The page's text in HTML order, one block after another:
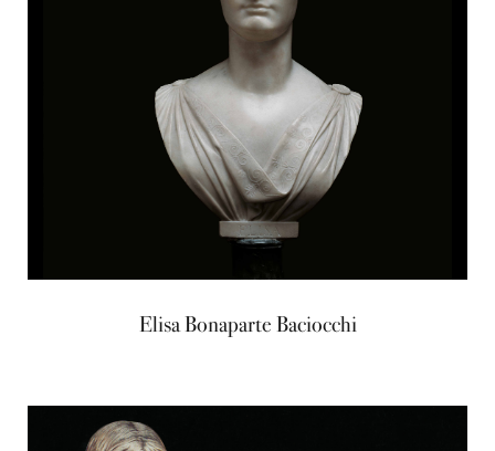
Elisa Bonaparte Baciocchi